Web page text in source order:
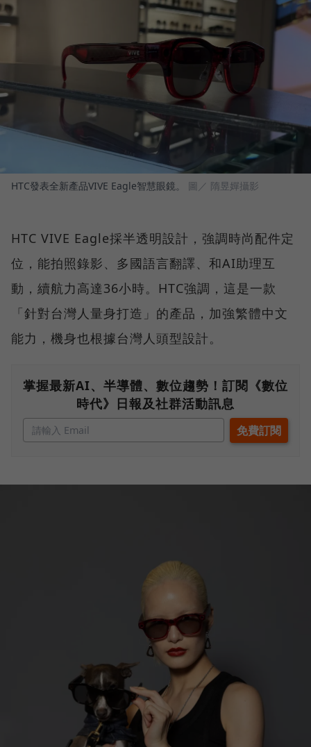
HTC發表全新產品VIVE Eagle智慧眼鏡。 圖／ 隋昱嬋攝影
HTC VIVE Eagle採半透明設計，強調時尚配件定
位，能拍照錄影、多國語言翻譯、和AI助理互
動，續航力高達36小時。HTC強調，這是一款
「針對台灣人量身打造」的產品，加強繁體中文
能力，機身也根據台灣人頭型設計。
掌握最新AI、半導體、數位趨勢！訂閱《數位
時代》日報及社群活動訊息